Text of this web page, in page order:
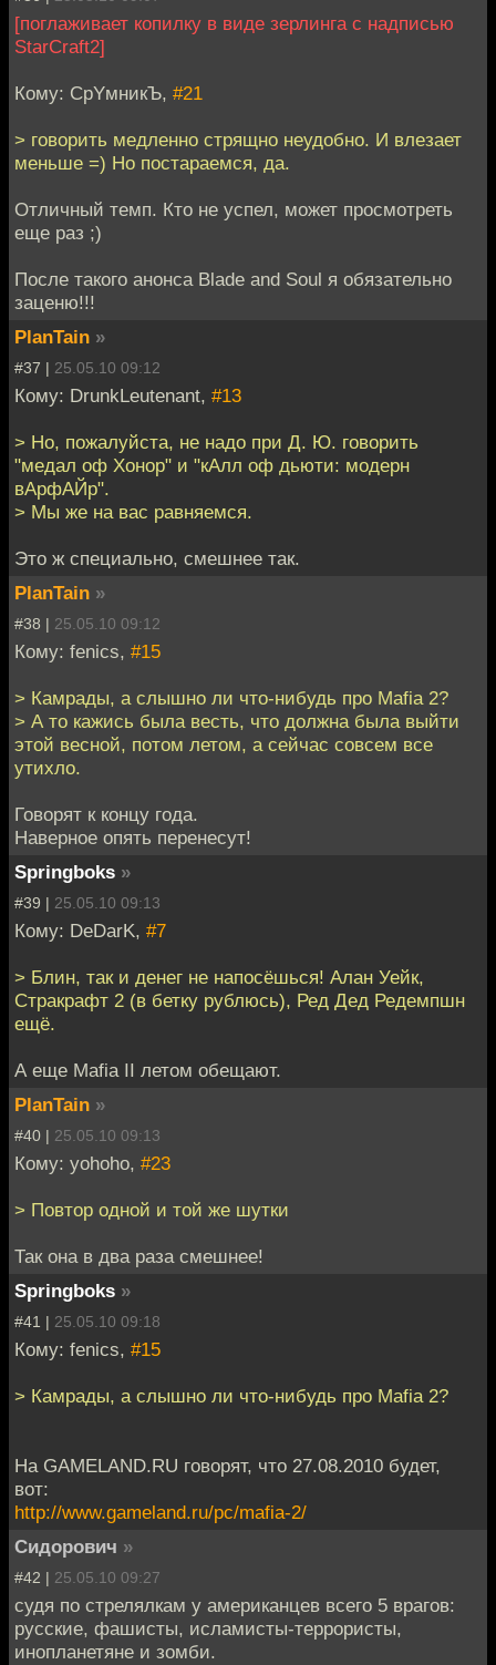
[поглаживает копилку в виде зерлинга с надписью
StarCraft2]
Кому: CpYмникЪ, #21
> говорить медленно стрящно неудобно. И влезает
меньше =) Но постараемся, да.
Отличный темп. Кто не успел, может просмотреть
еще раз ;)
После такого анонса Blade and Soul я обязательно
заценю!!!
PlanTain »
#37 | 25.05.10 09:12
Кому: DrunkLeutenant, #13
> Но, пожалуйста, не надо при Д. Ю. говорить
"медал оф Хонор" и "кАлл оф дьюти: модерн
вАрфАЙр".
> Мы же на вас равняемся.
Это ж специально, смешнее так.
PlanTain »
#38 | 25.05.10 09:12
Кому: fenics, #15
> Камрады, а слышно ли что-нибудь про Mafia 2?
> А то кажись была весть, что должна была выйти
этой весной, потом летом, а сейчас совсем все
утихло.
Говорят к концу года.
Наверное опять перенесут!
Springboks »
#39 | 25.05.10 09:13
Кому: DeDarK, #7
> Блин, так и денег не напосёшься! Алан Уейк,
Стракрафт 2 (в бетку рублюсь), Ред Дед Редемпшн
ещё.
А еще Mafia II летом обещают.
PlanTain »
#40 | 25.05.10 09:13
Кому: yohoho, #23
> Повтор одной и той же шутки
Так она в два раза смешнее!
Springboks »
#41 | 25.05.10 09:18
Кому: fenics, #15
> Камрады, а слышно ли что-нибудь про Mafia 2?
На GAMELAND.RU говорят, что 27.08.2010 будет,
вот:
http://www.gameland.ru/pc/mafia-2/
Сидорович »
#42 | 25.05.10 09:27
судя по стрелялкам у американцев всего 5 врагов:
русские, фашисты, исламисты-террористы,
инопланетяне и зомби.